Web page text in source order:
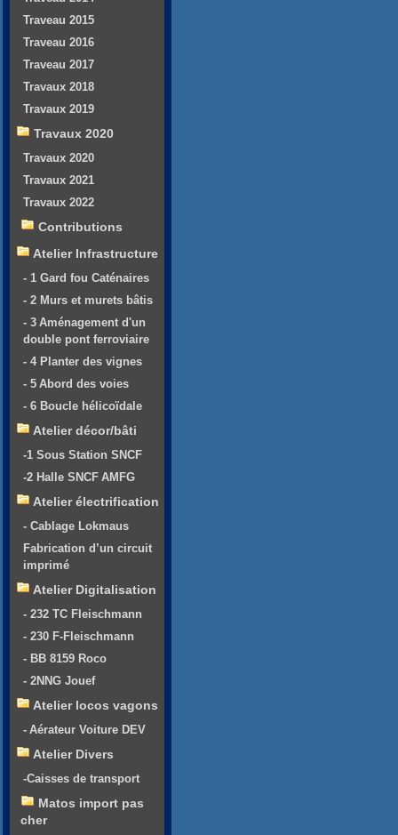
Traveau 2015
Traveau 2016
Traveau 2017
Travaux 2018
Travaux 2019
Travaux 2020
Travaux 2020
Travaux 2021
Travaux 2022
Contributions
Atelier Infrastructure
- 1 Gard fou Caténaires
- 2 Murs et murets bâtis
- 3 Aménagement d'un
double pont ferroviaire
- 4 Planter des vignes
- 5 Abord des voies
- 6 Boucle hélicoïdale
Atelier décor/bâti
-1 Sous Station SNCF
-2 Halle SNCF AMFG
Atelier électrification
- Cablage Lokmaus
Fabrication d’un circuit
imprimé
Atelier Digitalisation
- 232 TC Fleischmann
- 230 F-Fleischmann
- BB 8159 Roco
- 2NNG Jouef
Atelier locos vagons
- Aérateur Voiture DEV
Atelier Divers
-Caisses de transport
Matos import pas
cher